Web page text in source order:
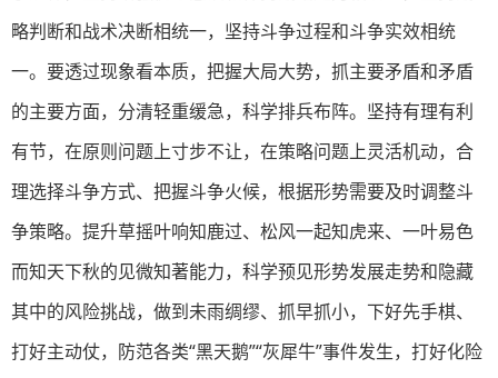
略判断和战术决断相统一，坚持斗争过程和斗争实效相统
一。要透过现象看本质，把握大局大势，抓主要矛盾和矛盾
的主要方面，分清轻重缓急，科学排兵布阵。坚持有理有利
有节，在原则问题上寸步不让，在策略问题上灵活机动，合
理选择斗争方式、把握斗争火候，根据形势需要及时调整斗
争策略。提升草摇叶响知鹿过、松风一起知虎来、一叶易色
而知天下秋的见微知著能力，科学预见形势发展走势和隐藏
其中的风险挑战，做到未雨绸缪、抓早抓小，下好先手棋、
打好主动仗，防范各类“黑天鹅”“灰犀牛”事件发生，打好化险